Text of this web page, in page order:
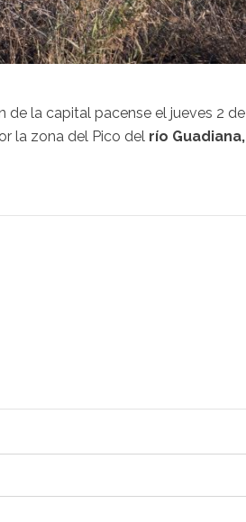
de la capital pacense el jueves 2 de
la zona del Pico del río Guadiana,